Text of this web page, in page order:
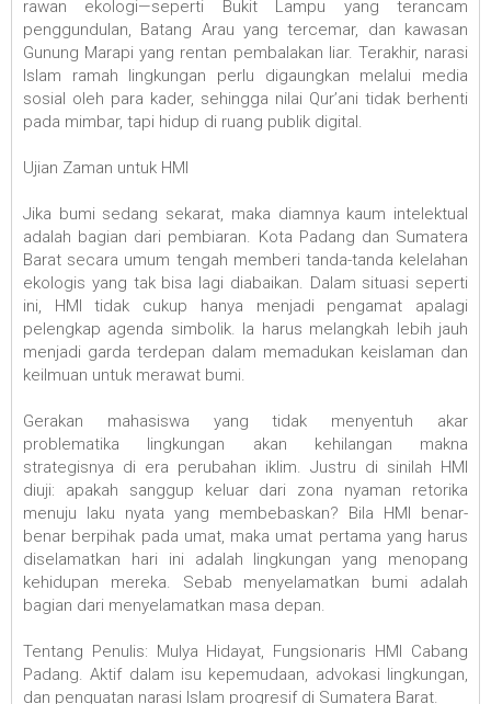
rawan ekologi—seperti Bukit Lampu yang terancam
penggundulan, Batang Arau yang tercemar, dan kawasan
Gunung Marapi yang rentan pembalakan liar. Terakhir, narasi
Islam ramah lingkungan perlu digaungkan melalui media
sosial oleh para kader, sehingga nilai Qur’ani tidak berhenti
pada mimbar, tapi hidup di ruang publik digital.
Ujian Zaman untuk HMI
Jika bumi sedang sekarat, maka diamnya kaum intelektual
adalah bagian dari pembiaran. Kota Padang dan Sumatera
Barat secara umum tengah memberi tanda-tanda kelelahan
ekologis yang tak bisa lagi diabaikan. Dalam situasi seperti
ini, HMI tidak cukup hanya menjadi pengamat apalagi
pelengkap agenda simbolik. Ia harus melangkah lebih jauh
menjadi garda terdepan dalam memadukan keislaman dan
keilmuan untuk merawat bumi.
Gerakan mahasiswa yang tidak menyentuh akar
problematika lingkungan akan kehilangan makna
strategisnya di era perubahan iklim. Justru di sinilah HMI
diuji: apakah sanggup keluar dari zona nyaman retorika
menuju laku nyata yang membebaskan? Bila HMI benar-
benar berpihak pada umat, maka umat pertama yang harus
diselamatkan hari ini adalah lingkungan yang menopang
kehidupan mereka. Sebab menyelamatkan bumi adalah
bagian dari menyelamatkan masa depan.
Tentang Penulis: Mulya Hidayat, Fungsionaris HMI Cabang
Padang. Aktif dalam isu kepemudaan, advokasi lingkungan,
dan penguatan narasi Islam progresif di Sumatera Barat.